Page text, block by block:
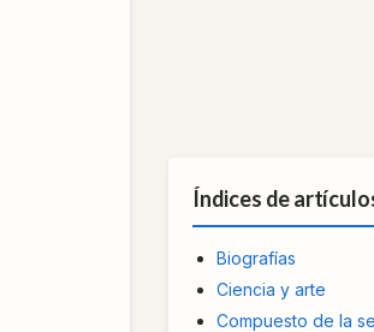
Índices de
Biografías
Ciencia y arte
Compuesto de la